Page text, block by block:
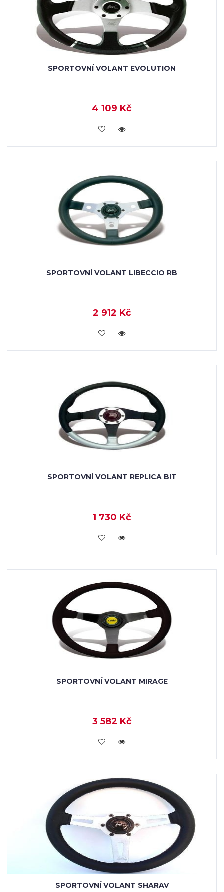
SPORTOVNÍ VOLANT EVOLUTION
4 109 Kč
KOUPIT
SPORTOVNÍ VOLANT LIBECCIO RB
2 912 Kč
KOUPIT
SPORTOVNÍ VOLANT REPLICA BIT
1 730 Kč
KOUPIT
SPORTOVNÍ VOLANT MIRAGE
3 582 Kč
KOUPIT
SPORTOVNÍ VOLANT SHARAV